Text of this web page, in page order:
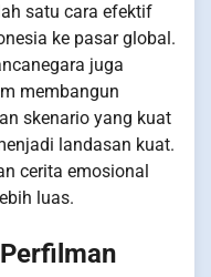
satu cara efektif
ke pasar global.
juga
membangun
skenario yang kuat
landasan kuat.
cerita emosional
luas.